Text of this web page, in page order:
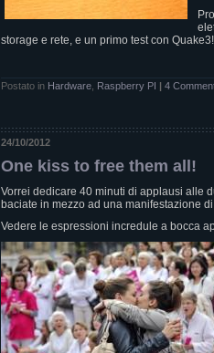
storage e rete, e un primo test con
Postato in Hardware Raspberry PI | 4
24/10/2012
One kiss to free them all!
Vorrei dedicare 40 minuti di applausi alle
baciate in mezzo ad una manifestazione
Vedere le espressioni incredule a bocca